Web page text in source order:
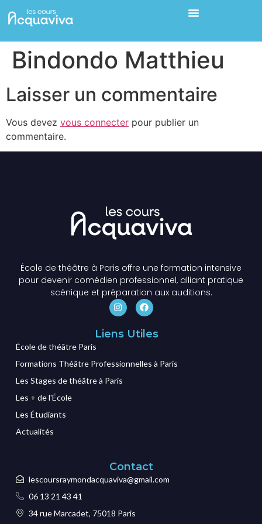
Bindondo Matthieu
Laisser un commentaire
Vous devez vous connecter pour publier un
commentaire.
École de théâtre à Paris offre une formation intensive
pour devenir comédien professionnel, alliant pratique
scénique et préparation aux auditions.
Liens Utiles
École de théâtre Paris
Formations Théâtre Professionnelles à Paris
Les Stages de théâtre à Paris
Les + de l'École
Les Étudiants
Actualités
Contact
lescoursraymondacquaviva@gmail.com
06 13 21 43 41
34 rue Marcadet, 75018 Paris